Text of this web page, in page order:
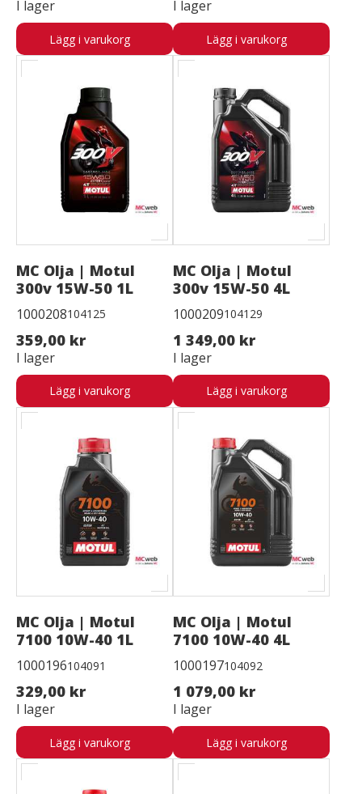
I lager
Lägg i varukorg
I lager
Lägg i varukorg
MC Olja | Motul
300v 15W-50 1L
1000208104125
359,00 kr
I lager
Lägg i varukorg
MC Olja | Motul
300v 15W-50 4L
1000209104129
1 349,00 kr
I lager
Lägg i varukorg
MC Olja | Motul
7100 10W-40 1L
1000196104091
329,00 kr
I lager
Lägg i varukorg
MC Olja | Motul
7100 10W-40 4L
1000197104092
1 079,00 kr
I lager
Lägg i varukorg